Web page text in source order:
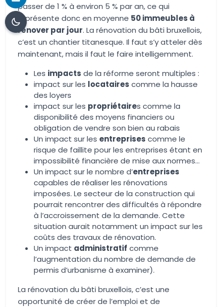
passer de 1 % à environ 5 % par an, ce qui
représente donc en moyenne 50 immeubles à
rénover par jour. La rénovation du bâti bruxellois,
c’est un chantier titanesque. Il faut s’y atteler dès
maintenant, mais il faut le faire intelligemment.
Les impacts de la réforme seront multiples :
impact sur les locataires comme la hausse
des loyers
impact sur les propriétaires comme la
disponibilité des moyens financiers ou
obligation de vendre son bien au rabais
Un impact sur les entreprises comme le
risque de faillite pour les entreprises étant en
impossibilité financière de mise aux normes…
Un impact sur le nombre d’entreprises
capables de réaliser les rénovations
imposées. Le secteur de la construction qui
pourrait rencontrer des difficultés à répondre
à l’accroissement de la demande. Cette
situation aurait notamment un impact sur les
coûts des travaux de rénovation.
Un impact administratif comme
l’augmentation du nombre de demande de
permis d’urbanisme à examiner).
La rénovation du bâti bruxellois, c’est une
opportunité de créer de l’emploi et de